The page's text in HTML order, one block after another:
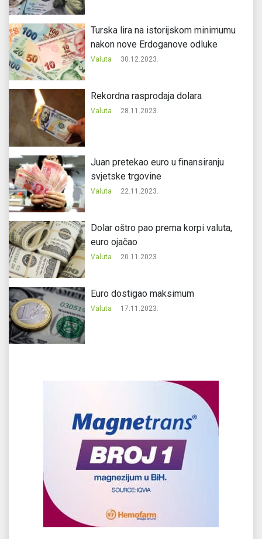
Turska lira na istorijskom minimumu
nakon nove Erdoganove odluke
Valuta 30.12.2023.
Rekordna rasprodaja dolara
Valuta 28.11.2023.
Juan pretekao euro u finansiranju
svjetske trgovine
Valuta 22.11.2023.
Dolar oštro pao prema korpi valuta,
euro ojačao
Valuta 20.11.2023.
Еuro dostigao maksimum
Valuta 17.11.2023.